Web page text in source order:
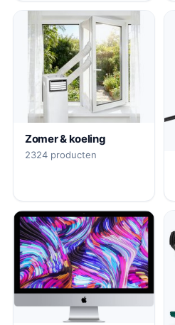
Zomer & koeling
2324 producten